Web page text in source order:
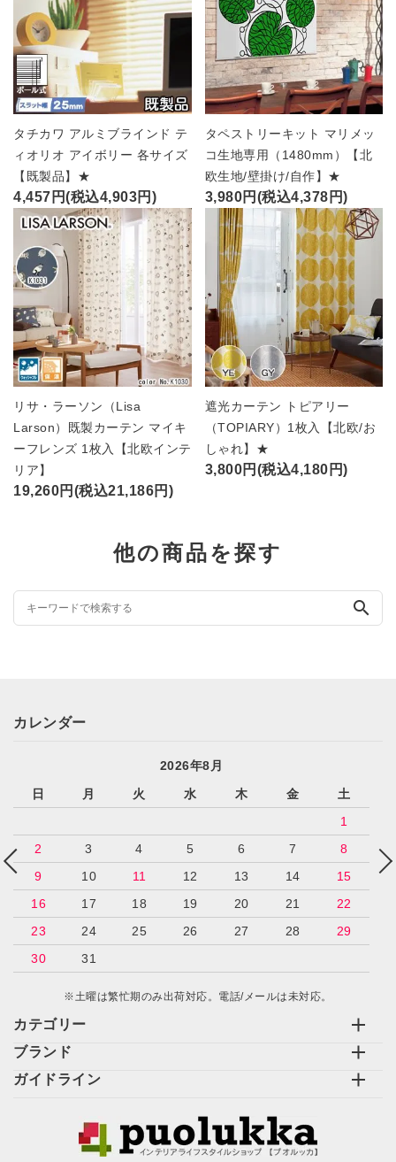
タチカワ アルミブラインド テ
ィオリオ アイボリー 各サイズ
【既製品】★
4,457円(税込4,903円)
タペストリーキット マリメッ
コ生地専用（1480mm）【北
欧生地/壁掛け/自作】★
3,980円(税込4,378円)
リサ・ラーソン（Lisa
Larson）既製カーテン マイキ
ーフレンズ 1枚入【北欧インテ
リア】
19,260円(税込21,186円)
遮光カーテン トピアリー
（TOPIARY）1枚入【北欧/お
しゃれ】★
3,800円(税込4,180円)
他の商品を探す
search
カテゴリー
ブランド
ガイドライン
カレンダー
2026年8月
日
月 火 水 木 金
土
1
2
3 4 5 6 7
8
9
10 11 12 13 14
15
16
17 18 19 20 21
22
23
24 25 26 27 28
29
30
31
※土曜は繁忙期のみ出荷対応。電話/メールは未対応。